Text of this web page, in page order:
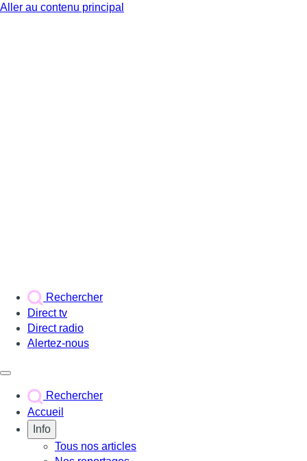
Aller au contenu principal
Rechercher
Direct tv
Direct radio
Alertez-nous
Rechercher
Accueil
Info
Tous nos articles